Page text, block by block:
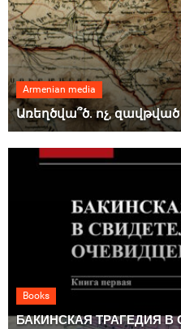
Armenian media
Առեղծվա՞ծ. ոչ,
Books
БАКИНСКАЯ ТРАГЕДИЯ В